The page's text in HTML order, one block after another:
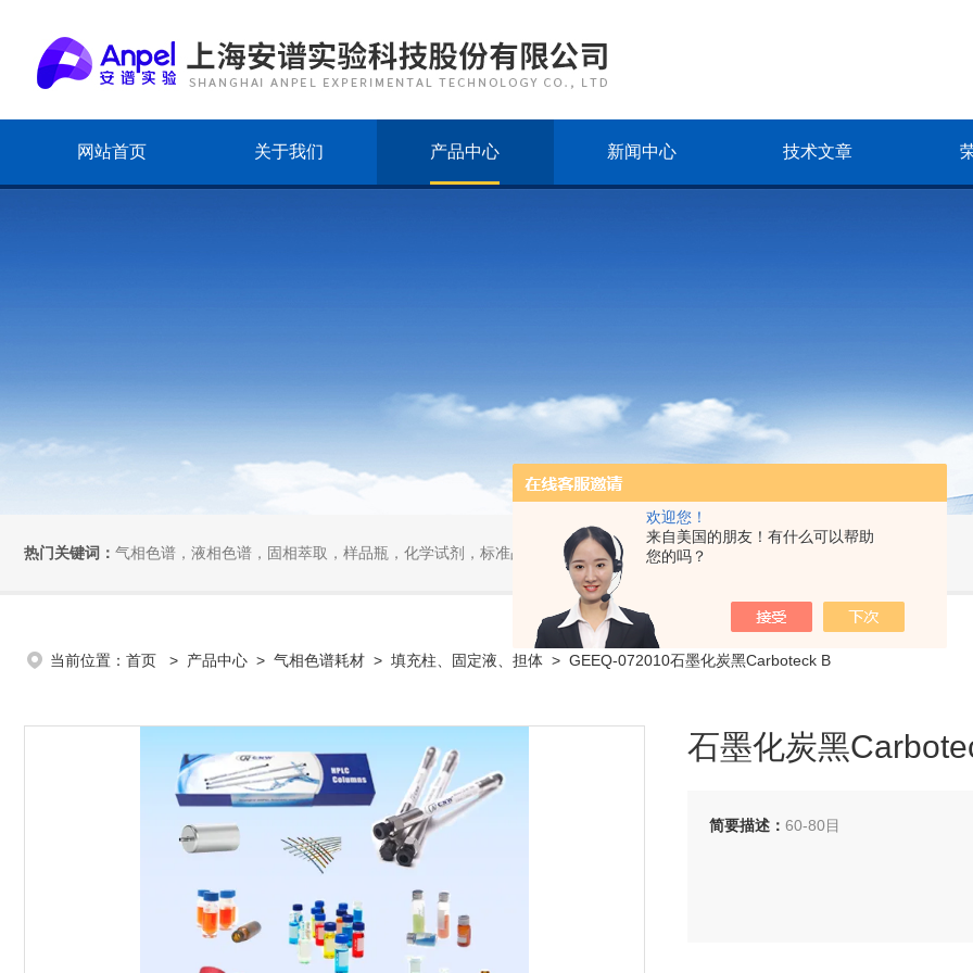
欢迎您！
来自美国的朋友！有什么可以帮助
您的吗？
网站首页 关于我们 产品中心 新闻中心 技术文章
热门关键词： 气相色谱，液相色谱，固相萃取，样品瓶，化学试剂，标准品，小型仪器
当前位置： 首页 > 产品中心 > 气相色谱耗材 > 填充柱、固定液、担体 > GEEQ-072010石墨化炭黑Carboteck B
石墨化炭黑
简要描述： 60-80目